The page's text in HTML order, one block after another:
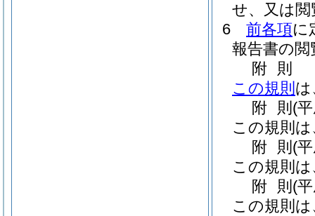
せ、又は
6
前各項に
報告書の
附 則
この規則 は
附 則 (
この規則
附 則 (
この規則
附 則 (
この規則